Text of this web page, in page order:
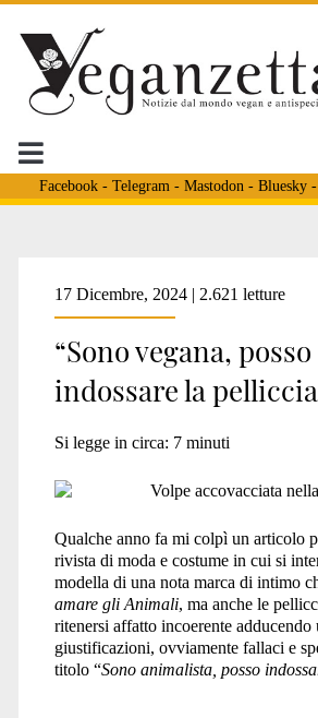
Facebook- Telegram - Mastodon - Bluesky-
Tag:
17 Dicembre, 2024 | 2.621 letture
“Sono vegana, posso
indossare la
Si legge in circa: 7 minuti
Qualche anno fa mi colpì un articolo
rivista di moda e costume in cui si
modella di una nota marca di intimo
amare gli Animali, ma anche le
ritenersi affatto incoerente adducendo
giustificazioni, ovviamente fallaci e
titolo “Sono animalista, posso